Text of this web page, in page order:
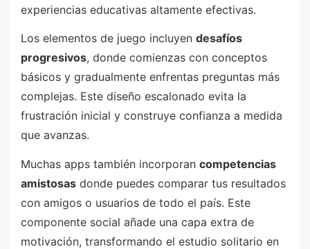
experiencias educativas altamente efectivas.
Los elementos de juego incluyen desafíos
progresivos, donde comienzas con conceptos
básicos y gradualmente enfrentas preguntas más
complejas. Este diseño escalonado evita la
frustración inicial y construye confianza a medida
que avanzas.
Muchas apps también incorporan competencias
amistosas donde puedes comparar tus resultados
con amigos o usuarios de todo el país. Este
componente social añade una capa extra de
motivación, transformando el estudio solitario en